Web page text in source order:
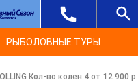
РЫБОЛОВНЫЕ ТУРЫ
Кол-во колен 4 от 12 900 р.